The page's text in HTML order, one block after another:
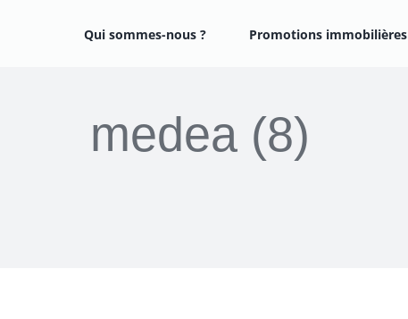
Qui sommes-nous ? Promotions immobilières
medea (8)